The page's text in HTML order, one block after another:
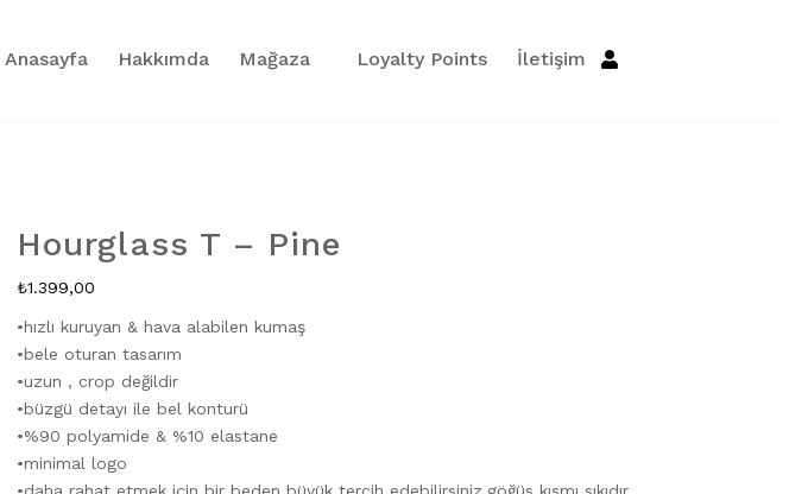
Anasayfa Hakkımda Mağaza Loyalty Points İletişim
Hourglass T – Pine
₺1.399,00
•hızlı kuruyan & hava alabilen kumaş
•bele oturan tasarım
•uzun , crop değildir
•büzgü detayı ile bel konturü
•%90 polyamide & %10 elastane
•minimal logo